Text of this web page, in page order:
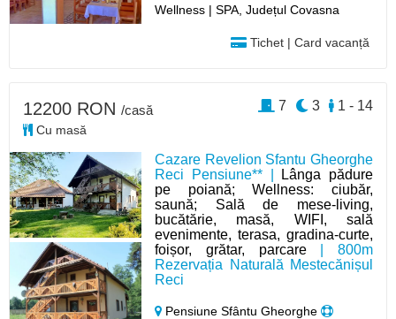
Wellness | SPA, Județul Covasna
Tichet | Card vacanță
Cazare Revelion Sfantu Gheorghe
Reci Pensiune** |
Lânga pădure
pe poiană; Wellness: ciubăr,
saună; Sală de mese-living,
bucătărie, masă, WIFI, sală
evenimente, terasa, gradina-curte,
foișor, grătar, parcare| 800m
Rezervația Naturală Mestecănișul
Reci
Pensiune Sfântu Gheorghe
12200 RON /casă
Cu masă
1 - 14
3
7